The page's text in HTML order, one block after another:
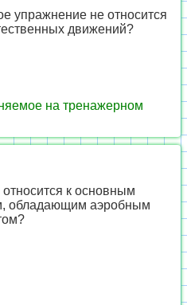
упражнение не относится
движений?
на тренажерном
к основным
обладающим аэробным